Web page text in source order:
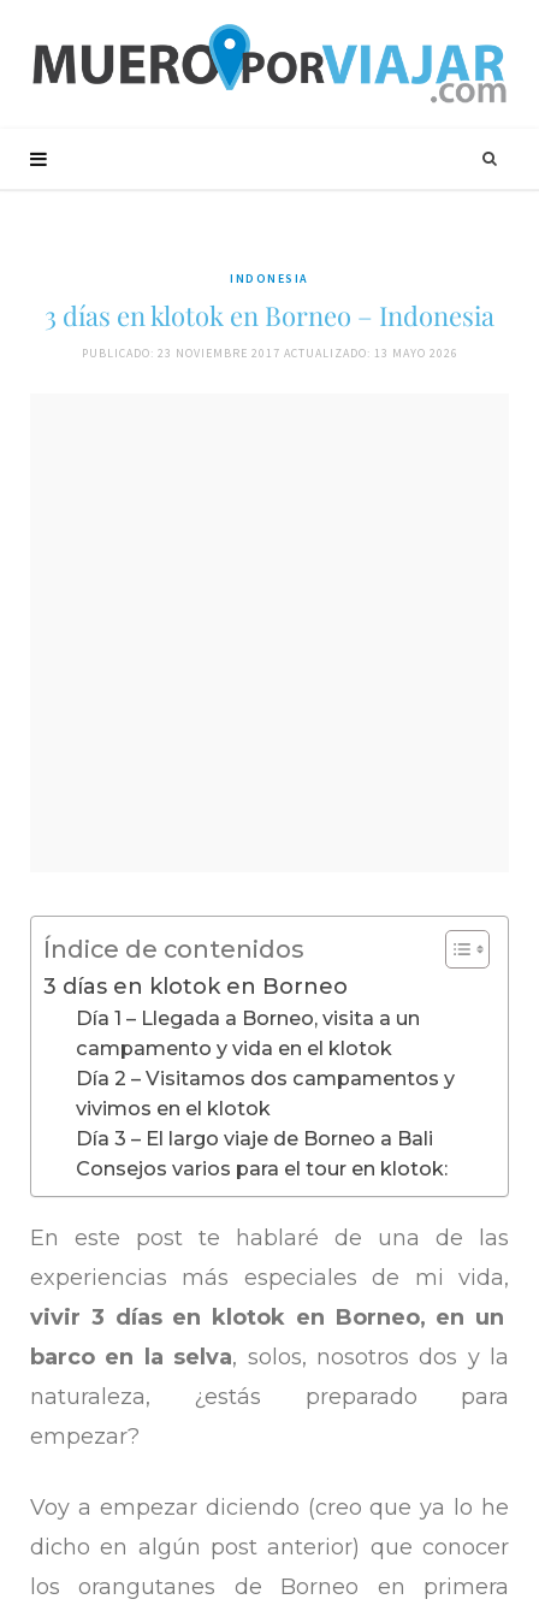
INDONESIA
3 días en klotok en Borneo – Indonesia
PUBLICADO: 23 NOVIEMBRE 2017 ACTUALIZADO: 13 MAYO 2026
Índice de contenidos
3 días en klotok en Borneo
Día 1 – Llegada a Borneo, visita a un
campamento y vida en el klotok
Día 2 – Visitamos dos campamentos y
vivimos en el klotok
Día 3 – El largo viaje de Borneo a Bali
Consejos varios para el tour en klotok:
En este post te hablaré de una de las
experiencias más especiales de mi vida,
vivir 3 días en klotok en Borneo, en un
barco en la selva, solos, nosotros dos y la
naturaleza, ¿estás preparado para
empezar?
Voy a empezar diciendo (creo que ya lo he
dicho en algún post anterior) que conocer
los orangutanes de Borneo en primera